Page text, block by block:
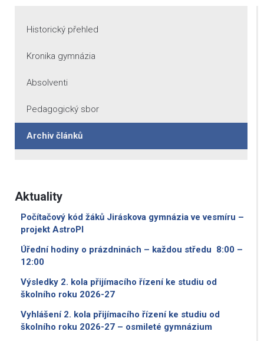
Historický přehled
Kronika gymnázia
Absolventi
Pedagogický sbor
Archiv článků
Aktuality
Počítačový kód žáků Jiráskova gymnázia ve vesmíru –
projekt AstroPI
Úřední hodiny o prázdninách – každou středu 8:00 –
12:00
Výsledky 2. kola přijímacího řízení ke studiu od
školního roku 2026-27
Vyhlášení 2. kola přijímacího řízení ke studiu od
školního roku 2026-27 – osmileté gymnázium